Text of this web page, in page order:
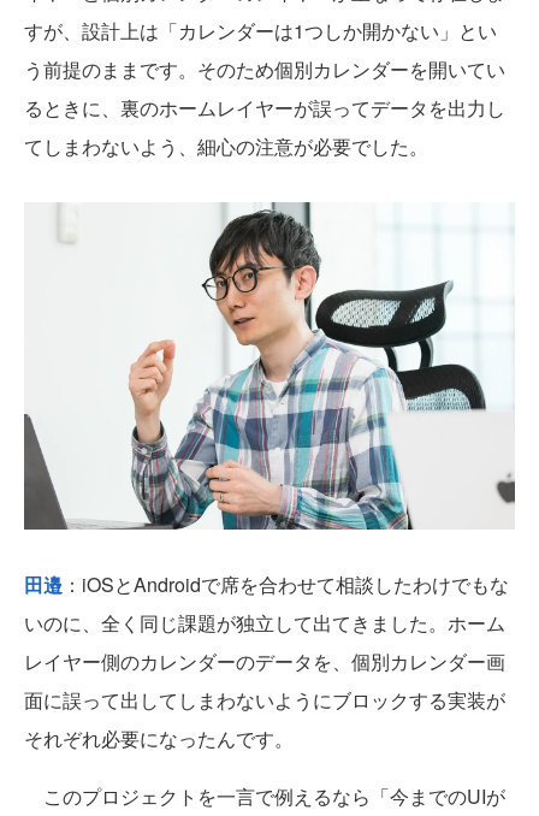
すが、設計上は「カレンダーは1つしか開かない」とい
う前提のままです。そのため個別カレンダーを開いてい
るときに、裏のホームレイヤーが誤ってデータを出力し
てしまわないよう、細心の注意が必要でした。
田邉 ：iOSとAndroidで席を合わせて相談したわけでもな
いのに、全く同じ課題が独立して出てきました。ホーム
レイヤー側のカレンダーのデータを、個別カレンダー画
面に誤って出してしまわないようにブロックする実装が
それぞれ必要になったんです。
このプロジェクトを一言で例えるなら「今までのUIが